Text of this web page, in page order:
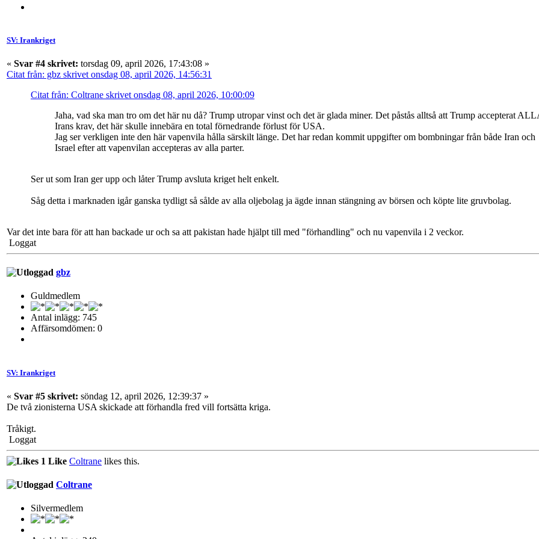
SV: Irankriget
« Svar #4 skrivet: torsdag 09, april 2026, 17:43:08 »
Citat från: gbz skrivet onsdag 08, april 2026, 14:56:31
Citat från: Coltrane skrivet onsdag 08, april 2026, 10:00:09
Jaha, vad ska man tro om det här nu då? Trump utropar vinst och det är glada miner. Det påstås alltså att Trump accepterat
Irans krav, det här skulle innebära en total förnedrande förlust för USA.
Jag ser verkligen inte den här vapenvila hålla särskilt länge. Det har redan kommit uppgifter om bombningar från både Iran och
Israel efter att vapenvilan accepteras av alla parter.
Ser ut som Iran ger upp och låter Trump avsluta kriget helt enkelt.
Såg detta i marknaden igår ganska tydligt så sålde av alla oljebolag ja ägde innan stängning av börsen och köpte lite gruvbolag.
Var det inte bara för att han backade ur och sa att pakistan hade hjälpt till med "förhandling" och nu vapenvila i 2 veckor.
Loggat
gbz
Guldmedlem
Antal inlägg: 745
Affärsomdömen: 0
SV: Irankriget
« Svar #5 skrivet: söndag 12, april 2026, 12:39:37 »
De två zionisterna USA skickade att förhandla fred vill fortsätta kriga.
Tråkigt.
Loggat
1 Like Coltrane likes this.
Coltrane
Silvermedlem